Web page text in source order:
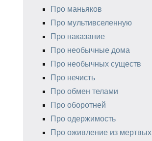
Про маньяков
Про мультивселенную
Про наказание
Про необычные дома
Про необычных существ
Про нечисть
Про обмен телами
Про оборотней
Про одержимость
Про оживление из мертвых